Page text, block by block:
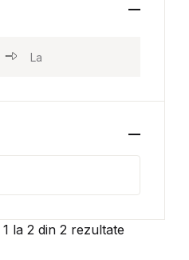
1 la 2din 2rezultate